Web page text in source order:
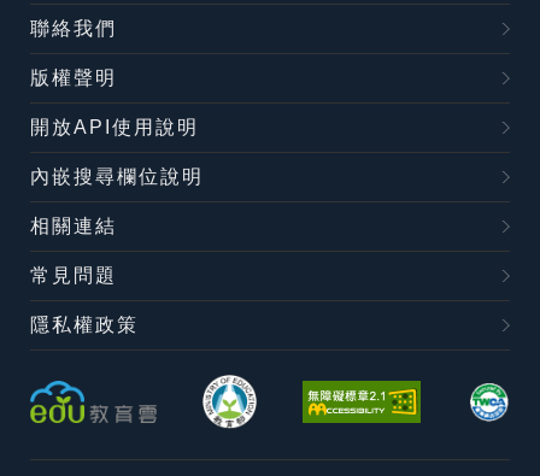
聯絡我們
版權聲明
開放API使用說明
內嵌搜尋欄位說明
相關連結
常見問題
隱私權政策